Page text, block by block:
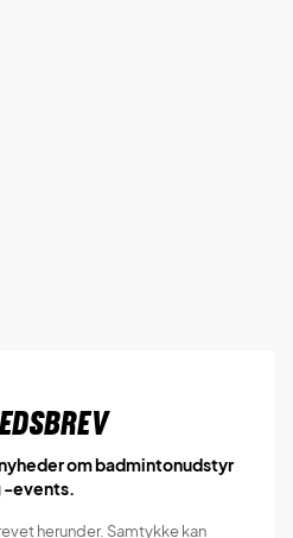
om badmintonudstyr
-events.
herunder. Samtykke kan